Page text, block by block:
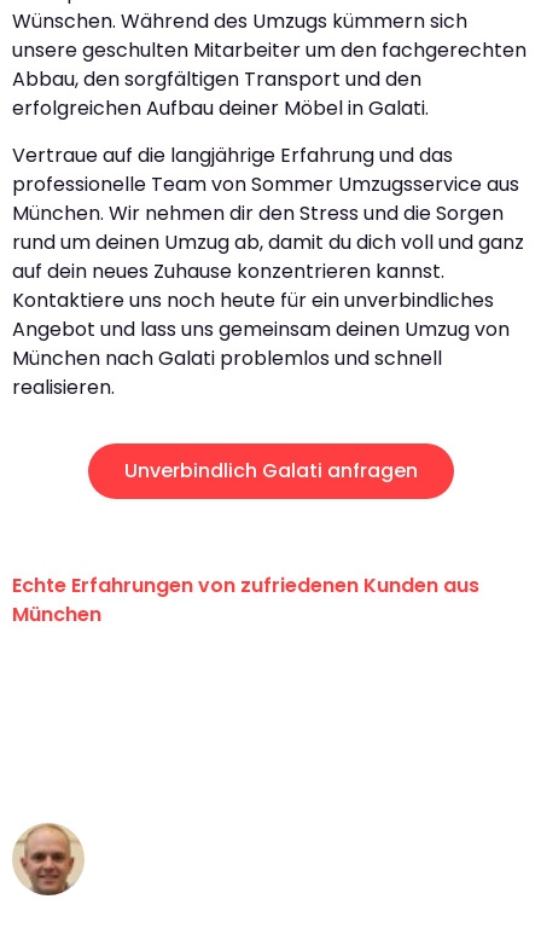
Wünschen. Während des Umzugs kümmern sich
unsere geschulten Mitarbeiter um den fachgerechten
Abbau, den sorgfältigen Transport und den
erfolgreichen Aufbau deiner Möbel in Galati.
Vertraue auf die langjährige Erfahrung und das
professionelle Team von Sommer Umzugsservice aus
München. Wir nehmen dir den Stress und die Sorgen
rund um deinen Umzug ab, damit du dich voll und ganz
auf dein neues Zuhause konzentrieren kannst.
Kontaktiere uns noch heute für ein unverbindliches
Angebot und lass uns gemeinsam deinen Umzug von
München nach Galati problemlos und schnell
realisieren.
Unverbindlich Galati anfragen
Echte Erfahrungen von zufriedenen Kunden aus
München